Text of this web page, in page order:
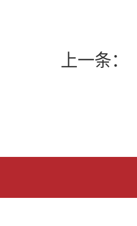
上一条：